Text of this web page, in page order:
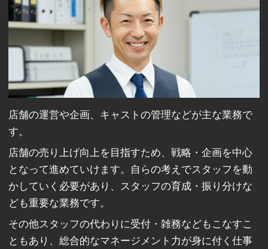
店舗の運営や企画、キャストの管理などが主な業務で
す。
店舗の売り上げ向上を目指すため、戦略・企画を中心
となって進めていけます。自らの考えでスタッフを動
かしていく必要があり、スタッフの育成・振り分けな
ども重要な業務です。
その他スタッフの代わりに受付・雑務などもこなすこ
ともあり、総合的なマネージメント力が身に付く仕事